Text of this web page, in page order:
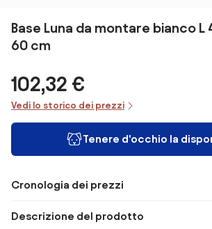
Base Luna da montare bianco L
60 cm
102,32 €
Vedi lo storico dei prezzi
Tenere d'occhio la
Cronologia dei prezzi
Descrizione del prodotto